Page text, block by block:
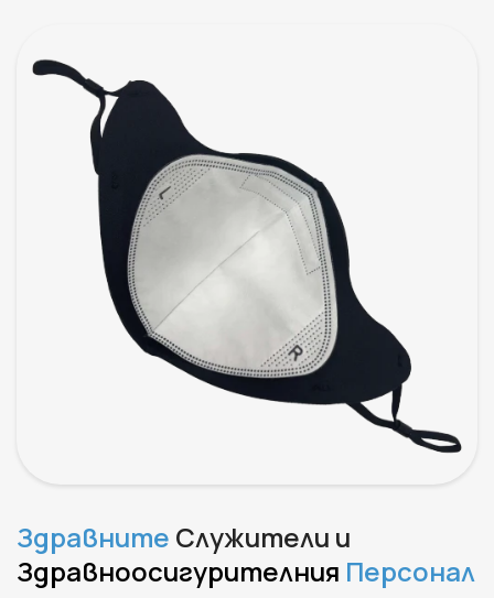
Здравните Служители и
Здравноосигурителния Персонал